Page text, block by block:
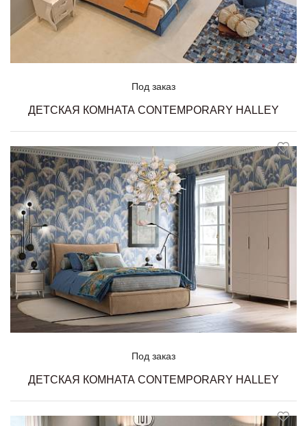
Под заказ
ДЕТСКАЯ КОМНАТА CONTEMPORARY HALLEY
Под заказ
ДЕТСКАЯ КОМНАТА CONTEMPORARY HALLEY